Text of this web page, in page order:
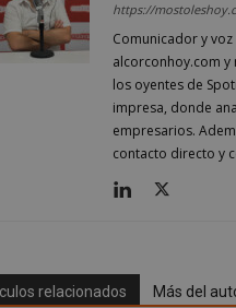
https://
Comunicador y
alcorconhoy.com
los oyentes de
impresa, donde
empresarios.
contacto directo y
relacionados Más del
__cf_bm
Storage